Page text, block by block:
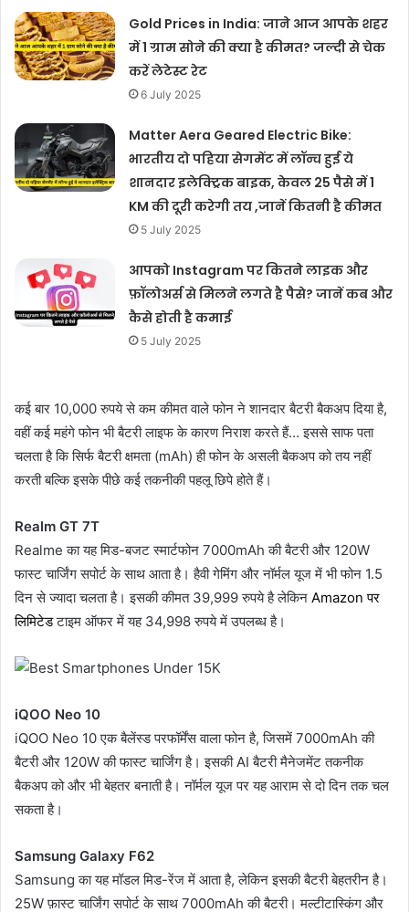
Gold Prices in India: जाने आज आपके शहर
में 1 ग्राम सोने की क्या है कीमत? जल्दी से चेक
करें लेटेस्ट रेट
6 July 2025
Matter Aera Geared Electric Bike:
भारतीय दो पहिया सेगमेंट में लॉन्च हुई ये
शानदार इलेक्ट्रिक बाइक, केवल 25 पैसे में 1
KM की दूरी करेगी तय ,जानें कितनी है कीमत
5 July 2025
आपको Instagram पर कितने लाइक और
फ़ॉलोअर्स से मिलने लगते है पैसे? जानें कब और
कैसे होती है कमाई
5 July 2025
कई बार 10,000 रुपये से कम कीमत वाले फोन ने शानदार बैटरी बैकअप दिया है,
वहीं कई महंगे फोन भी बैटरी लाइफ के कारण निराश करते हैं… इससे साफ पता
चलता है कि सिर्फ बैटरी क्षमता (mAh) ही फोन के असली बैकअप को तय नहीं
करती बल्कि इसके पीछे कई तकनीकी पहलू छिपे होते हैं।
Realm GT 7T
Realme का यह मिड-बजट स्मार्टफोन 7000mAh की बैटरी और 120W
फास्ट चार्जिंग सपोर्ट के साथ आता है। हैवी गेमिंग और नॉर्मल यूज में भी फोन 1.5
दिन से ज्यादा चलता है। इसकी कीमत 39,999 रुपये है लेकिन Amazon पर
लिमिटेडटाइम ऑफर में यह 34,998 रुपये में उपलब्ध है।
iQOO Neo 10
iQOO Neo 10 एक बैलेंस्ड परफॉर्मेंस वाला फोन है, जिसमें 7000mAh की
बैटरी और 120W की फास्ट चार्जिंग है। इसकी AI बैटरी मैनेजमेंट तकनीक
बैकअप को और भी बेहतर बनाती है। नॉर्मल यूज पर यह आराम से दो दिन तक चल
सकता है।
Samsung Galaxy F62
Samsung का यह मॉडल मिड-रेंज में आता है, लेकिन इसकी बैटरी बेहतरीन है।
25W फ़ास्ट चार्जिंग सपोर्ट के साथ 7000mAh की बैटरी। मल्टीटास्किंग और